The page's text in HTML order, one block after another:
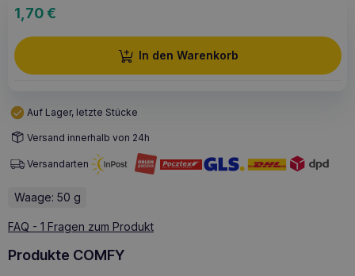
1,70€
In den Warenkorb
Auf Lager, letzte Stücke
Versand innerhalb von 24h
Versandarten
Waage: 50 g
FAQ - 1 Fragen zum Produkt
Produkte COMFY